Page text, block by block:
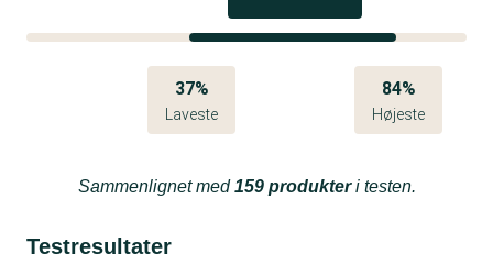
37%
Laveste
84%
Højeste
Sammenlignet med159 produkteri testen.
Testresultater